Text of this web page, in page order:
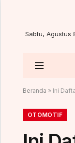
Sabtu, Agustus
Beranda » Ini
OTOMOTIF